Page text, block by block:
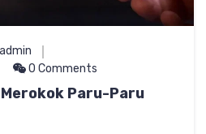
0 Comments
Paru-Paru